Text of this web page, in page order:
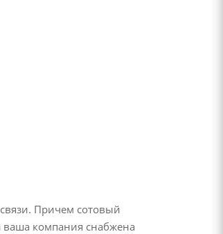
Причем сотовый
ваша компания снабжена